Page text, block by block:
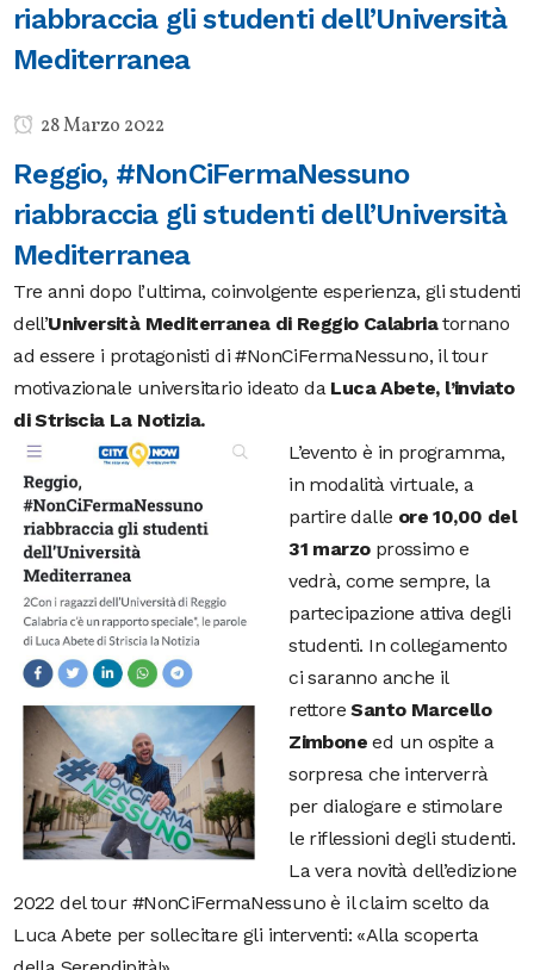
riabbraccia gli studenti dell’Università
Mediterranea
28 Marzo 2022
Reggio, #NonCiFermaNessuno
riabbraccia gli studenti dell’Università
Mediterranea
Tre anni dopo l’ultima, coinvolgente esperienza, gli studenti
dell’Università Mediterranea di Reggio Calabriatornano
ad essere i protagonisti di #NonCiFermaNessuno, il tour
motivazionale universitario ideato da Luca Abete, l’inviato
di Striscia La Notizia.
L’evento è in programma,
in modalità virtuale, a
partire dalle ore 10,00 del
31 marzoprossimo e
vedrà, come sempre, la
partecipazione attiva degli
studenti. In collegamento
ci saranno anche il
rettoreSanto Marcello
Zimbone ed un ospite a
sorpresa che interverrà
per dialogare e stimolare
le riflessioni degli studenti.
La vera novità dell’edizione
2022 del tour #NonCiFermaNessuno è il claim scelto da
Luca Abete per sollecitare gli interventi: «Alla scoperta